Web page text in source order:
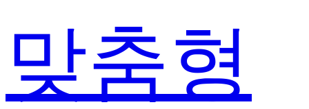
맞춤형